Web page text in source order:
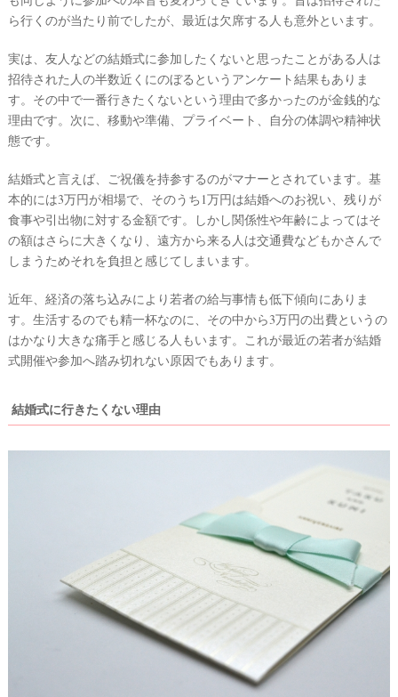
ら行くのが当たり前でしたが、最近は欠席する人も意外といます。
実は、友人などの結婚式に参加したくないと思ったことがある人は
招待された人の半数近くにのぼるというアンケート結果もありま
す。その中で一番行きたくないという理由で多かったのが金銭的な
理由です。次に、移動や準備、プライベート、自分の体調や精神状
態です。
結婚式と言えば、ご祝儀を持参するのがマナーとされています。基
本的には3万円が相場で、そのうち1万円は結婚へのお祝い、残りが
食事や引出物に対する金額です。しかし関係性や年齢によってはそ
の額はさらに大きくなり、遠方から来る人は交通費などもかさんで
しまうためそれを負担と感じてしまいます。
近年、経済の落ち込みにより若者の給与事情も低下傾向にありま
す。生活するのでも精一杯なのに、その中から3万円の出費というの
はかなり大きな痛手と感じる人もいます。これが最近の若者が結婚
式開催や参加へ踏み切れない原因でもあります。
結婚式に行きたくない理由